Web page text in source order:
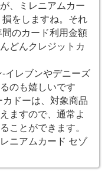
、ミレニアムカー
損をしますね。それ
のカード利用金額
どんクレジットカ
イレブンやデニーズ
のも嬉しいです
ドーは、対象商品
ますので、通常よ
ことができます。
ニアムカード セゾ